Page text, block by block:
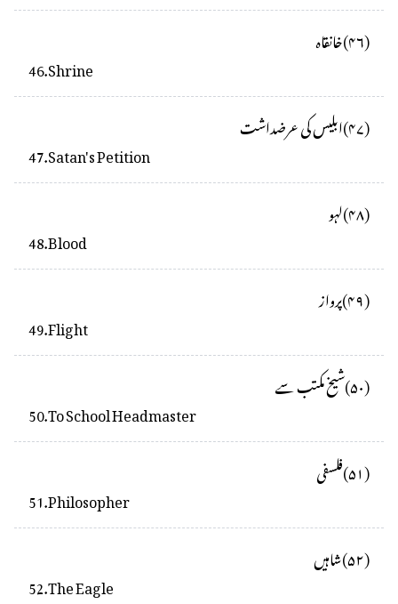
(۴۶)خانقاہ
46.Shrine
(۴۷)ابلیس کی عرضداشت
47.Satan's Petition
(۴۸)لہو
48.Blood
(۴۹)پرواز
49.Flight
(۵۰)شیخ مکتب سے
50.To School Headmaster
(۵۱)فلسفی
51.Philosopher
(۵۲)شاہیں
52.The Eagle